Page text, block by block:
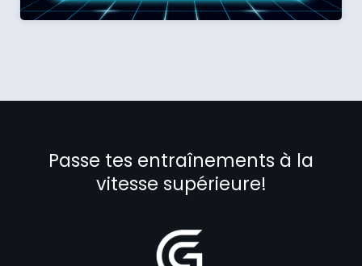
Passe tes entraînements à la
vitesse supérieure!